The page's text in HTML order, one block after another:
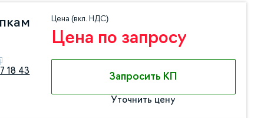
18 43
Цена (вкл. НДС)
Цена по запросу
Запросить КП
Уточнить цену